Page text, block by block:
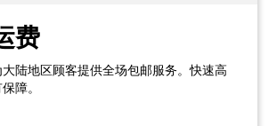
费
陆地区顾客提供全场包邮服务。快速高
障。